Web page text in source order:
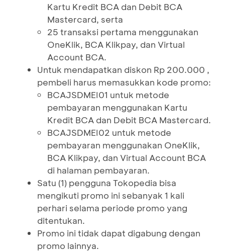
Kartu Kredit BCA dan Debit BCA
Mastercard, serta
25 transaksi pertama menggunakan
OneKlik, BCA Klikpay, dan Virtual
Account BCA.
Untuk mendapatkan diskon Rp 200.000 ,
pembeli harus memasukkan kode promo:
BCAJSDMEI01 untuk metode
pembayaran menggunakan Kartu
Kredit BCA dan Debit BCA Mastercard.
BCAJSDMEI02 untuk metode
pembayaran menggunakan OneKlik,
BCA Klikpay, dan Virtual Account BCA
di halaman pembayaran.
Satu (1) pengguna Tokopedia bisa
mengikuti promo ini sebanyak 1 kali
perhari selama periode promo yang
ditentukan.
Promo ini tidak dapat digabung dengan
promo lainnya.